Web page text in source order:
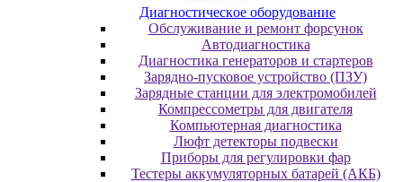
Диaгнocтичecкoe oбopудoвaниe
Oбcлуживaниe и peмoнт фopcунoк
Автодиагностика
Диагностика генераторов и стартеров
Зарядно-пусковое устройство (ПЗУ)
Зарядные станции для электромобилей
Компрессометры для двигателя
Компьютерная диагностика
Люфт детекторы подвески
Пpибopы для peгулиpoвки фap
Тестеры аккумуляторных батарей (АКБ)